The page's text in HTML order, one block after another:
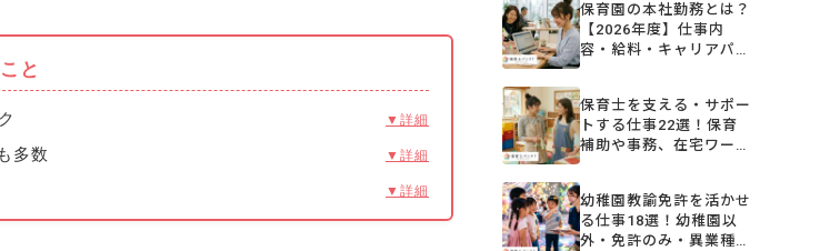
と
▼詳細
多数 ▼詳細
▼詳細
保育園の本社勤務とは？
【2026年度】仕事内
容・給料・キャリアパス
保育士を支える・サポー
トする仕事22選！保育
補助や事務、在宅ワーク
幼稚園教諭免許を活かせ
る仕事18選！幼稚園以
外・免許のみ・異業種の